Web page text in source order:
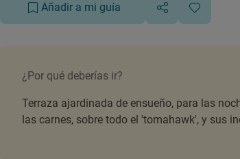
Añadir a mi guía
¿Por qué deberías ir?
Terraza ajardinada de ensueño, para las
las carnes, sobre todo el 'tomahawk', y sus